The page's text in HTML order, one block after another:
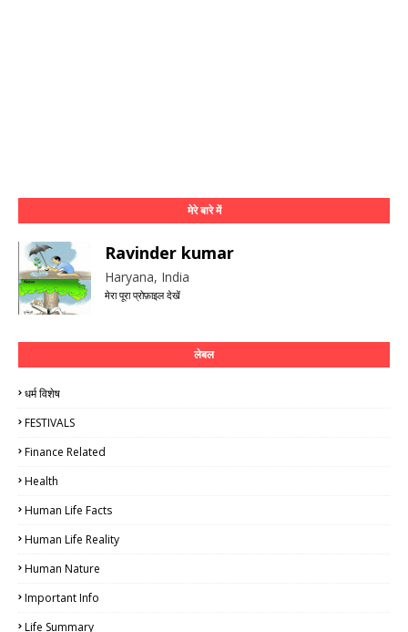
मेरे बारे में
Ravinder kumar
Haryana, India
मेरा पूरा प्रोफ़ाइल देखें
लेबल
धर्म विशेष
FESTIVALS
Finance Related
Health
Human Life Facts
Human Life Reality
Human Nature
Important Info
Life Summary